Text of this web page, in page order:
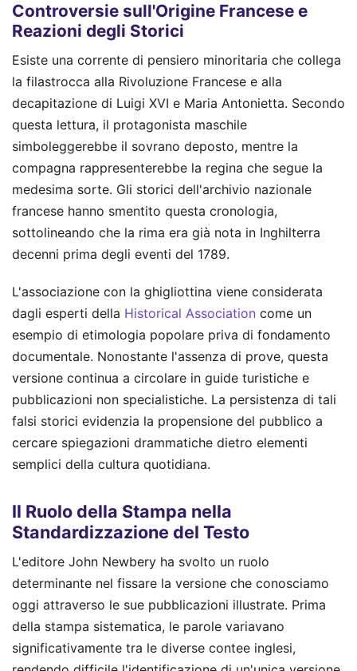
Controversie sull'Origine Francese e
Reazioni degli Storici
Esiste una corrente di pensiero minoritaria che collega
la filastrocca alla Rivoluzione Francese e alla
decapitazione di Luigi XVI e Maria Antonietta. Secondo
questa lettura, il protagonista maschile
simboleggerebbe il sovrano deposto, mentre la
compagna rappresenterebbe la regina che segue la
medesima sorte. Gli storici dell'archivio nazionale
francese hanno smentito questa cronologia,
sottolineando che la rima era già nota in Inghilterra
decenni prima degli eventi del 1789.
L'associazione con la ghigliottina viene considerata
dagli esperti della Historical Association come un
esempio di etimologia popolare priva di fondamento
documentale. Nonostante l'assenza di prove, questa
versione continua a circolare in guide turistiche e
pubblicazioni non specialistiche. La persistenza di tali
falsi storici evidenzia la propensione del pubblico a
cercare spiegazioni drammatiche dietro elementi
semplici della cultura quotidiana.
Il Ruolo della Stampa nella
Standardizzazione del Testo
L'editore John Newbery ha svolto un ruolo
determinante nel fissare la versione che conosciamo
oggi attraverso le sue pubblicazioni illustrate. Prima
della stampa sistematica, le parole variavano
significativamente tra le diverse contee inglesi,